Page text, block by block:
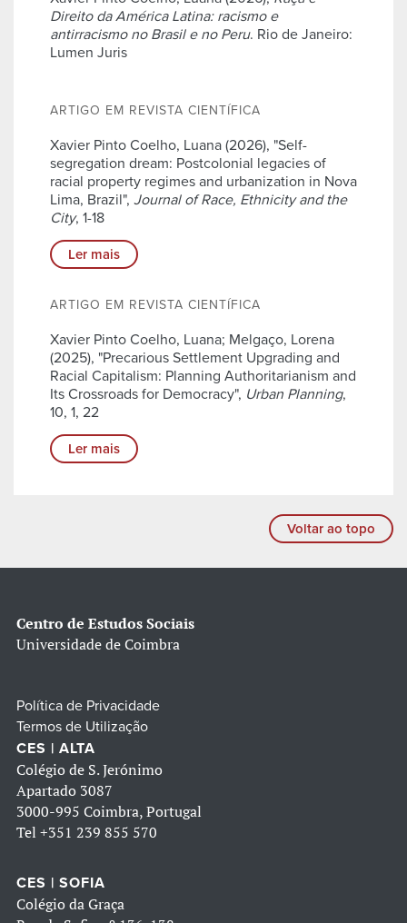
Direito da América Latina: racismo e
antirracismo no Brasil e no Peru. Rio de Janeiro:
Lumen Juris
ARTIGO EM REVISTA CIENTÍFICA
Xavier Pinto Coelho, Luana (2026), "Self-
segregation dream: Postcolonial legacies of
racial property regimes and urbanization in Nova
Lima, Brazil", Journal of Race, Ethnicity and the
City, 1-18
Ler mais
ARTIGO EM REVISTA CIENTÍFICA
Xavier Pinto Coelho, Luana; Melgaço, Lorena
(2025), "Precarious Settlement Upgrading and
Racial Capitalism: Planning Authoritarianism and
Its Crossroads for Democracy", Urban Planning,
10, 1, 22
Ler mais
Voltar ao topo
Centro de Estudos Sociais
Universidade de Coimbra
Política de Privacidade
Termos de Utilização
CES | ALTA
Colégio de S. Jerónimo
Apartado 3087
3000-995 Coimbra, Portugal
Tel +351 239 855 570
CES | SOFIA
Colégio da Graça